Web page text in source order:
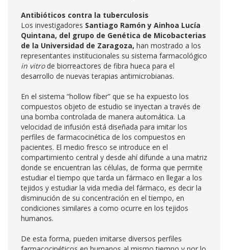
Antibióticos contra la tuberculosis
Los investigadores Santiago Ramón y Ainhoa Lucía
Quintana, del grupo de Genética de Micobacterias
de la Universidad de Zaragoza, han mostrado a los
representantes institucionales su sistema farmacológico
in vitrode biorreactores de fibra hueca para el
desarrollo de nuevas terapias antimicrobianas.
En el sistema “hollow fiber” que se ha expuesto los
compuestos objeto de estudio se inyectan a través de
una bomba controlada de manera automática. La
velocidad de infusión está diseñada para imitar los
perfiles de farmacocinética de los compuestos en
pacientes. El medio fresco se introduce en el
compartimiento central y desde ahí difunde a una matriz
donde se encuentran las células, de forma que permite
estudiar el tiempo que tarda un fármaco en llegar a los
tejidos y estudiar la vida media del fármaco, es decir la
disminución de su concentración en el tiempo, en
condiciones similares a como ocurre en los tejidos
humanos.
De esta forma, pueden imitarse diversos perfiles